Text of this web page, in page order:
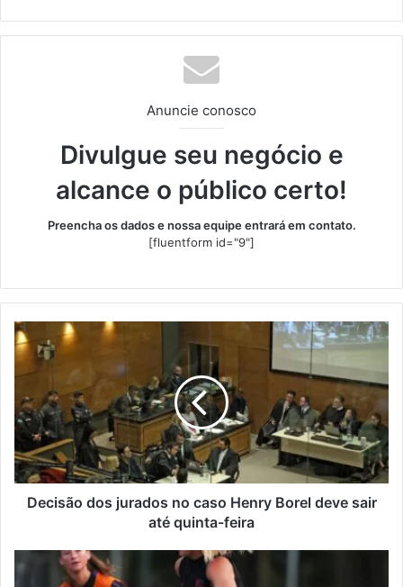
Anuncie conosco
Divulgue seu negócio e
alcance o público certo!
Preencha os dados e nossa equipe entrará em contato.
[fluentform id="9"]
Decisão
dos
caso
Henry
Borel
deve
sair
atéDecisão dos jurados no caso Henry Borel deve sair
até quinta-feira